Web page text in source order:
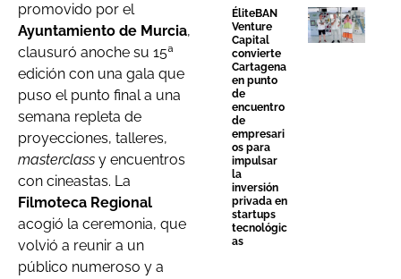
promovido por el
Ayuntamiento de Murcia,
clausuró anoche su 15ª
edición con una gala que
puso el punto final a una
semana repleta de
proyecciones, talleres,
masterclass y encuentros
con cineastas. La
Filmoteca Regional
acogió la ceremonia, que
volvió a reunir a un
público numeroso y a
ÉliteBAN
Venture
Capital
convierte
Cartagena
en punto
de
encuentro
de
empresari
os para
impulsar
la
inversión
privada en
startups
tecnológic
as